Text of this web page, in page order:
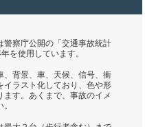
警察庁公開の「交通事故統計
を使用しています。
、背景、車、天候、信号、衝
イラスト化しており、色や形
す。あくまで、事故のイメ